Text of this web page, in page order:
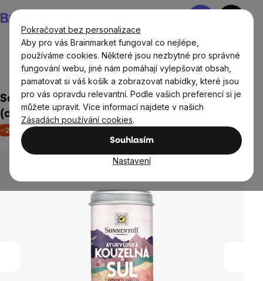
Pokračovat bez personalizace
Aby pro vás Brainmarket fungoval co nejlépe,
používáme cookies. Některé jsou nezbytné pro správné
fungování webu, jiné nám pomáhají vylepšovat obsah,
pamatovat si váš košík a zobrazovat nabídky, které jsou
pro vás opravdu relevantní. Podle vašich preferencí si je
můžete upravit. Více informací najdete v našich
Zásadách používání cookies.
Souhlasím
Nastavení
na
obsah
Nákupní
Potraviny Dochucovadla a koření
Sonnentor Ayurvédská kouzelná sůl jemná
(dózička), 120 g
–24 %Akce
Průměrné
0,0
z
hvězdiček.